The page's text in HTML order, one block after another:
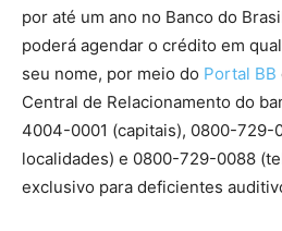
por até um ano no Banco do
poderá agendar o crédito em
seu nome, por meio do Portal BB
Central de Relacionamento do
4004-0001 (capitais), 0800-729-
localidades) e 0800-729-0088
exclusivo para deficientes